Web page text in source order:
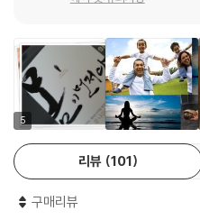
운동은 돈을 절약해 준다. 형편이
살이가 고달프니 술과 담배를 많이
이다. 젊을 때는 괜찮지만 어느 순
돈이 한 번에 날아간다. 그러면서
사먹고, 수백만원짜리 진단도 받고,
람은 많지 않다. 내가 아는 한 주기
--- “가장 비싼 옷은 내 몸이다”에
몸을 지키지 못하면 지금 버는 돈,
운동할 시간이 없는 게 아니다.
운동을 하지 않기 때문에 더 바빠지
몸이 바뀌자, 새로운 인생이 열렸다
더 이상 스케줄을 소화하기 어렵다
5
리뷰 101
구매리뷰